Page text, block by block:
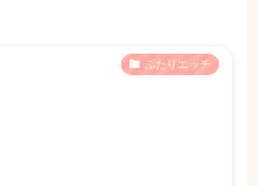
ふたりエッチ